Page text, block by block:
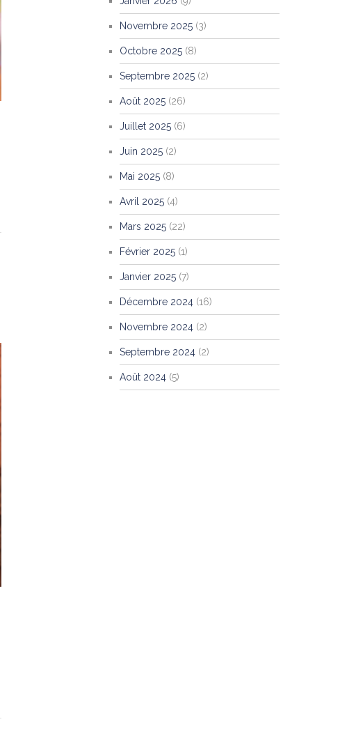
Novembre 2025 (3)
Octobre 2025 (8)
Septembre 2025 (2)
Août 2025 (26)
Juillet 2025 (6)
Juin 2025 (2)
Mai 2025 (8)
Avril 2025 (4)
Mars 2025 (22)
Février 2025 (1)
Janvier 2025 (7)
Décembre 2024 (16)
Novembre 2024 (2)
Septembre 2024 (2)
Août 2024 (5)